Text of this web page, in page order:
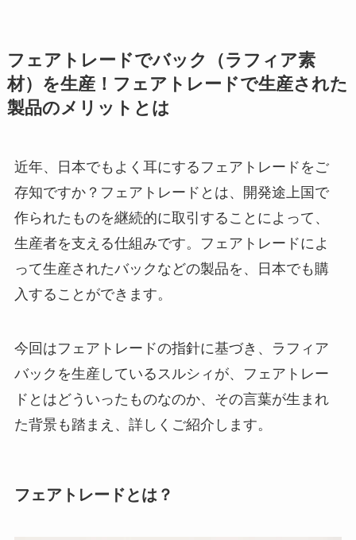
フェアトレードでバック（ラフィア素
材）を生産！フェアトレードで生産された
製品のメリットとは
近年、日本でもよく耳にするフェアトレードをご
存知ですか？フェアトレードとは、開発途上国で
作られたものを継続的に取引することによって、
生産者を支える仕組みです。フェアトレードによ
って生産されたバックなどの製品を、日本でも購
入することができます。
今回はフェアトレードの指針に基づき、ラフィア
バックを生産しているスルシィが、フェアトレー
ドとはどういったものなのか、その言葉が生まれ
た背景も踏まえ、詳しくご紹介します。
フェアトレードとは？